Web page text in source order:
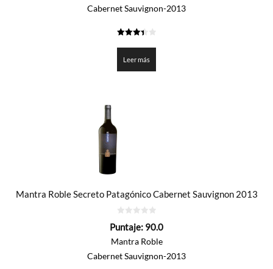
Cabernet Sauvignon-2013
Leer más
Mantra Roble Secreto Patagónico Cabernet Sauvignon 2013
de
Puntaje: 90.0
Mantra Roble
Cabernet Sauvignon-2013